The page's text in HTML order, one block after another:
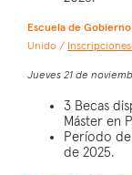
Escuela de
Unido /
Jueves 21 de
3 Becas
Máster en
Período
de 2025.